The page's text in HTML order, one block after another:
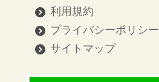
利用規約
プライバシーポリシー
サイトマップ